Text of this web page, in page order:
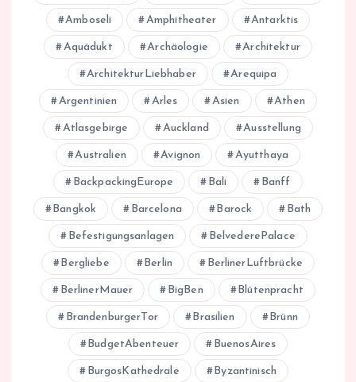
Amboseli Amphitheater Antarktis
Aquädukt Archäologie Architektur
ArchitekturLiebhaber Arequipa
Argentinien Arles Asien Athen
Atlasgebirge Auckland Ausstellung
Australien Avignon Ayutthaya
BackpackingEurope Bali Banff
Bangkok Barcelona Barock Bath
Befestigungsanlagen BelvederePalace
Bergliebe Berlin BerlinerLuftbrücke
BerlinerMauer BigBen Blütenpracht
BrandenburgerTor Brasilien Brünn
BudgetAbenteuer BuenosAires
BurgosKathedrale Byzantinisch